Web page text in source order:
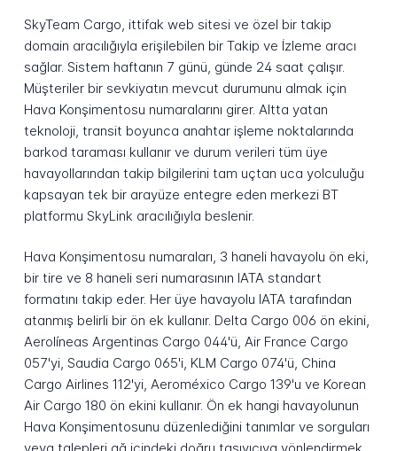
SkyTeam Cargo, ittifak web sitesi ve özel bir takip
domain aracılığıyla erişilebilen bir Takip ve İzleme aracı
sağlar. Sistem haftanın 7 günü, günde 24 saat çalışır.
Müşteriler bir sevkiyatın mevcut durumunu almak için
Hava Konşimentosu numaralarını girer. Altta yatan
teknoloji, transit boyunca anahtar işleme noktalarında
barkod taraması kullanır ve durum verileri tüm üye
havayollarından takip bilgilerini tam uçtan uca yolculuğu
kapsayan tek bir arayüze entegre eden merkezi BT
platformu SkyLink aracılığıyla beslenir.
Hava Konşimentosu numaraları, 3 haneli havayolu ön eki,
bir tire ve 8 haneli seri numarasının IATA standart
formatını takip eder. Her üye havayolu IATA tarafından
atanmış belirli bir ön ek kullanır. Delta Cargo 006 ön ekini,
Aerolíneas Argentinas Cargo 044'ü, Air France Cargo
057'yi, Saudia Cargo 065'i, KLM Cargo 074'ü, China
Cargo Airlines 112'yi, Aeroméxico Cargo 139'u ve Korean
Air Cargo 180 ön ekini kullanır. Ön ek hangi havayolunun
Hava Konşimentosunu düzenlediğini tanımlar ve sorguları